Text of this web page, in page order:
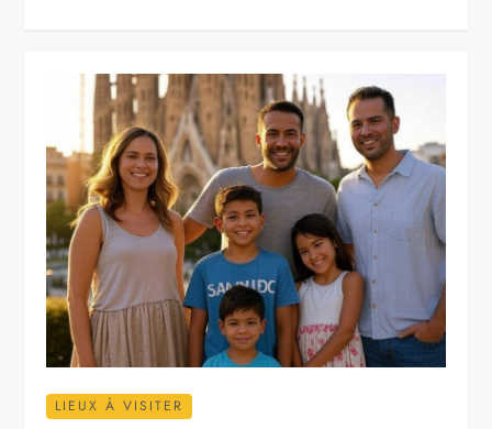
LIEUX À VISITER